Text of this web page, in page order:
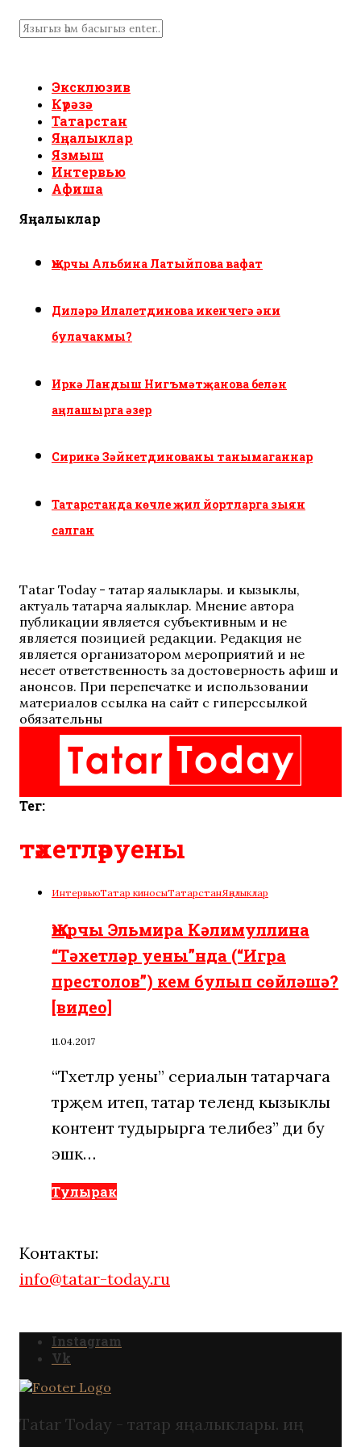
Эксклюзив
Күрәзә
Татарстан
Яңалыклар
Язмыш
Интервью
Афиша
Яңалыклар
Җырчы Альбина Латыйпова вафат
Диләрә Илалетдинова икенчегә әни
булачакмы?
Иркә Ландыш Нигъмәтҗанова белән
аңлашырга әзер
Сиринә Зәйнетдинованы танымаганнар
Татарстанда көчле җил йортларга зыян
салган
Tatar Today - татар яңалыклары. иң кызыклы,
актуаль татарча яңалыклар. Мнение автора
публикации является субъективным и не
является позицией редакции. Редакция не
является организатором мероприятий и не
несет ответственность за достоверность афиш и
анонсов. При перепечатке и использовании
материалов ссылка на сайт с гиперссылкой
обязательны
Тег:
тәхетләруены
ИнтервьюТатар киносыТатарстанЯңалыклар
Җырчы Эльмира Кәлимуллина
“Тәхетләр уены”нда (“Игра
престолов”) кем булып сөйләшә?
[видео]
11.04.2017
“Тәхетләр уены” сериалын татарчага
тәрҗемә итеп, татар телендә кызыклы
контент тудырырга телибез” ди бу
эшкә…
Тулырак
Контакты:
info@tatar-today.ru
Instagram
Vk
Tatar Today - татар яңалыклары. иң